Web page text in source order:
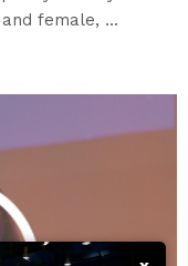
female, ...